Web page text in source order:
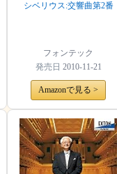
シベリウス:交響曲第2番
フォンテック
発売日 2010-11-21
Amazonで見る >